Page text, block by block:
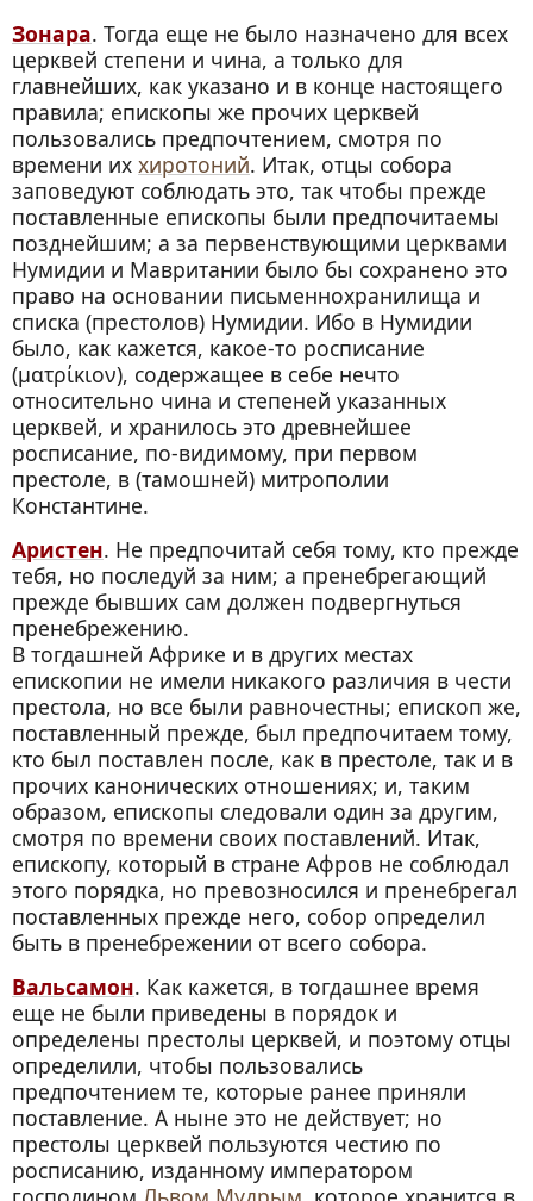
Зонара. Тогда еще не было назначено для всех
церквей степени и чина, а только для
главнейших, как указано и в конце настоящего
правила; епископы же прочих церквей
пользовались предпочтением, смотря по
времени их хиротоний. Итак, отцы собора
заповедуют соблюдать это, так чтобы прежде
поставленные епископы были предпочитаемы
позднейшим; а за первенствующими церквами
Нумидии и Мавритании было бы сохранено это
право на основании письменнохранилища и
списка (престолов) Нумидии. Ибо в Нумидии
было, как кажется, какое-то росписание
(ματρίκιον), содержащее в себе нечто
относительно чина и степеней указанных
церквей, и хранилось это древнейшее
росписание, по-видимому, при первом
престоле, в (тамошней) митрополии
Константине.
Аристен. Не предпочитай себя тому, кто прежде
тебя, но последуй за ним; а пренебрегающий
прежде бывших сам должен подвергнуться
пренебрежению.
В тогдашней Африке и в других местах
епископии не имели никакого различия в чести
престола, но все были равночестны; епископ же,
поставленный прежде, был предпочитаем тому,
кто был поставлен после, как в престоле, так и в
прочих канонических отношениях; и, таким
образом, епископы следовали один за другим,
смотря по времени своих поставлений. Итак,
епископу, который в стране Афров не соблюдал
этого порядка, но превозносился и пренебрегал
поставленных прежде него, собор определил
быть в пренебрежении от всего собора.
Вальсамон. Как кажется, в тогдашнее время
еще не были приведены в порядок и
определены престолы церквей, и поэтому отцы
определили, чтобы пользовались
предпочтением те, которые ранее приняли
поставление. А ныне это не действует; но
престолы церквей пользуются честию по
росписанию, изданному императором